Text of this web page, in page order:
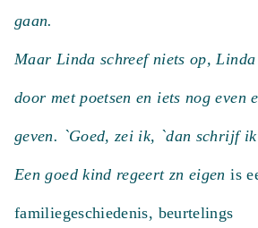
gaan.
Maar Linda schreef niets op,
door met poetsen en iets nog even
geven. `Goed, zei ik, `dan schrijf
Een goed kind regeert zn eigen is
familiegeschiedenis, beurtelings